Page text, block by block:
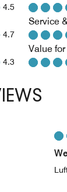
4.5
4.7
4.3
Service
Value